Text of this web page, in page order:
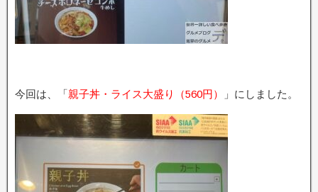
今回は、「親子丼・ライス大盛り（560円） 」にしました。